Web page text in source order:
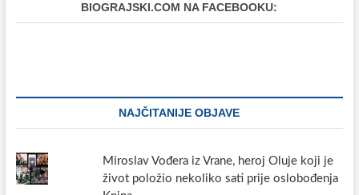
BIOGRAJSKI.COM NA FACEBOOKU:
NAJČITANIJE OBJAVE
Miroslav Vođera iz Vrane, heroj Oluje koji je
život položio nekoliko sati prije oslobođenja